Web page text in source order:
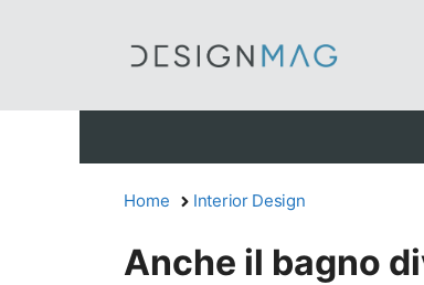
Home Interior Design
Anche il bagno